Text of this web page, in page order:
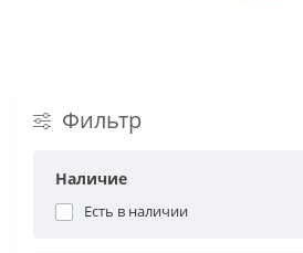
Фильтр
Наличие
Есть в наличии